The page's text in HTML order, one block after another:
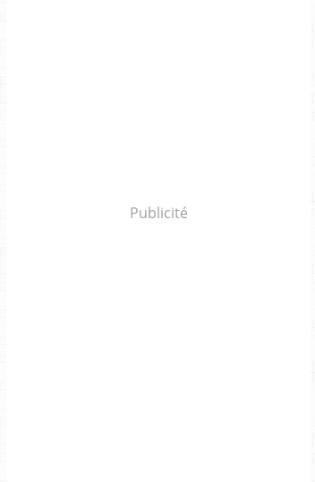
Publicité